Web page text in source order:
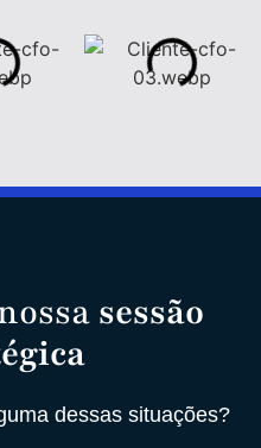
sessão
dessas situações?